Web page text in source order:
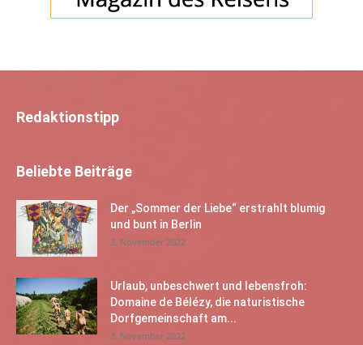
Redaktionstipp
Beliebte Beiträge
Der „Sommer der Liebe“ erstrahlt blumig
und bunt in Berlin
3. November 2022
Urlaub, unbeschwert und lebensfroh:
Domaine de Bélézy, die naturistische
Dorfgemeinschaft am...
3. November 2022